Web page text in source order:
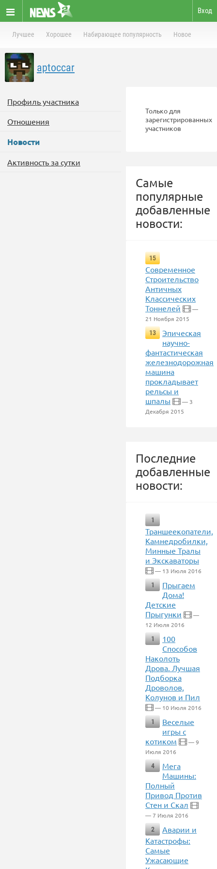
Вход
Лучшее Хорошее Набирающее популярность Новое
aptoccar
Профиль участника
Отношения
Новости
Активность за сутки
Только для
зарегистрированных
участников
Самые
популярные
добавленные
новости:
15
Современное
Строительство
Античных
Классических
Тоннелей
—
21 Ноября 2015
13
Эпическая
научно-
фантастическая
железнодорожная
машина
прокладывает
рельсы и
шпалы
— 3
Декабря 2015
Последние
добавленные
новости:
1
Траншеекопатели,
Камнедробилки,
Минные Тралы
и Экскаваторы
— 13 Июля 2016
1
Прыгаем
Дома!
Детские
Прыгунки
—
12 Июля 2016
1
100
Способов
Наколоть
Дрова. Лучшая
Подборка
Дроволов,
Колунов и Пил
— 10 Июля 2016
1
Веселые
игры с
котиком
— 9
Июля 2016
4
Мега
Машины:
Полный
Привод Против
Стен и Скал
— 7 Июля 2016
2
Аварии и
Катастрофы:
Самые
Ужасающие